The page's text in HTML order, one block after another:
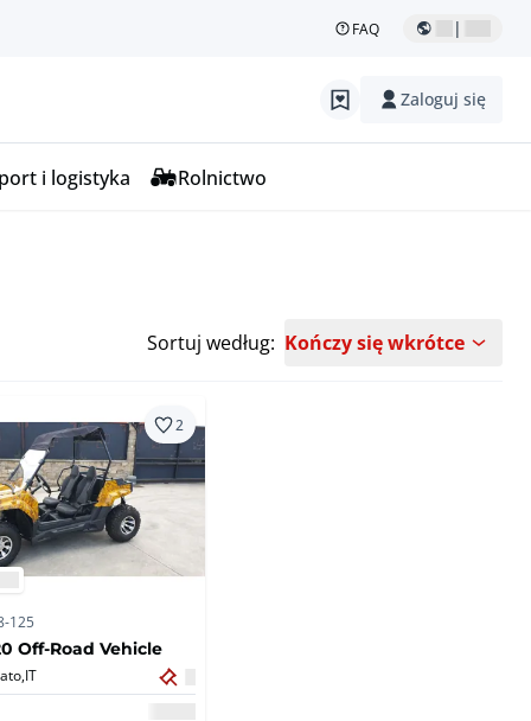
FAQ |
Zaloguj się
i logistyka Rolnictwo
Sortuj według: Kończy się wkrótce
2
125
Off-Road Vehicle
IT